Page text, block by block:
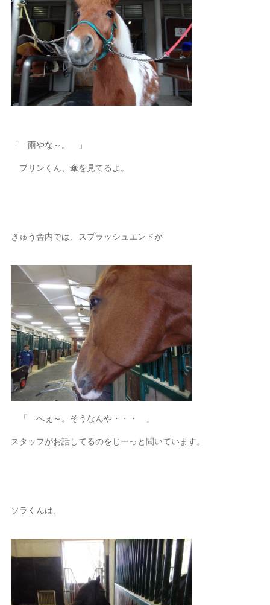
「 雨やな～。 」
プリンくん、傘を見てるよ。
きゅう舎内では、スプラッシュエンドが
「 へぇ～。そうなんや・・・ 」
スタッフがお話してるのをじーっと聞いています。
ソラくんは、